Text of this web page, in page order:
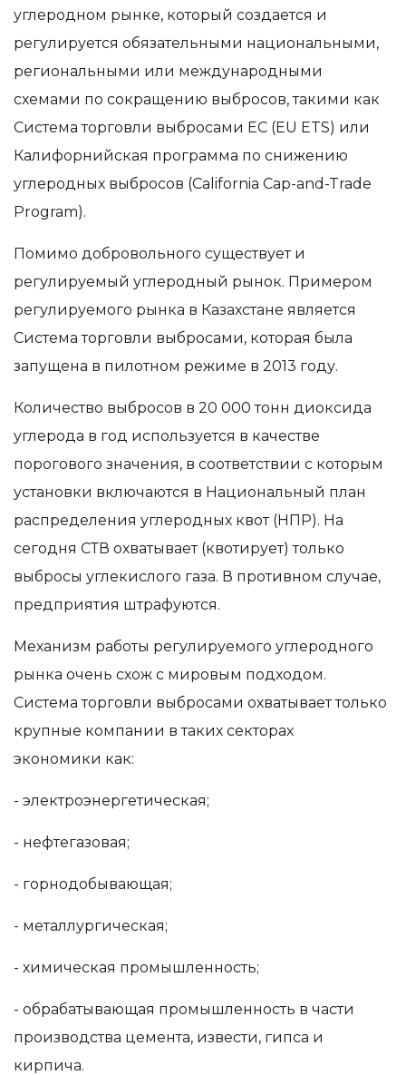
углеродном рынке, который создается и
регулируется обязательными национальными,
региональными или международными
схемами по сокращению выбросов, такими как
Система торговли выбросами ЕС (EU ETS) или
Калифорнийская программа по снижению
углеродных выбросов (California Cap-and-Trade
Program).
Помимо добровольного существует и
регулируемый углеродный рынок. Примером
регулируемого рынка в Казахстане является
Система торговли выбросами, которая была
запущена в пилотном режиме в 2013 году.
Количество выбросов в 20 000 тонн диоксида
углерода в год используется в качестве
порогового значения, в соответствии с которым
установки включаются в Национальный план
распределения углеродных квот (НПР). На
сегодня СТВ охватывает (квотирует) только
выбросы углекислого газа. В противном случае,
предприятия штрафуются.
Механизм работы регулируемого углеродного
рынка очень схож с мировым подходом.
Система торговли выбросами охватывает только
крупные компании втаких секторах
экономики как:
- электроэнергетическая;
- нефтегазовая;
- горнодобывающая;
- металлургическая;
- химическая промышленность;
- обрабатывающая промышленность в части
производства цемента, извести, гипса и
кирпича.